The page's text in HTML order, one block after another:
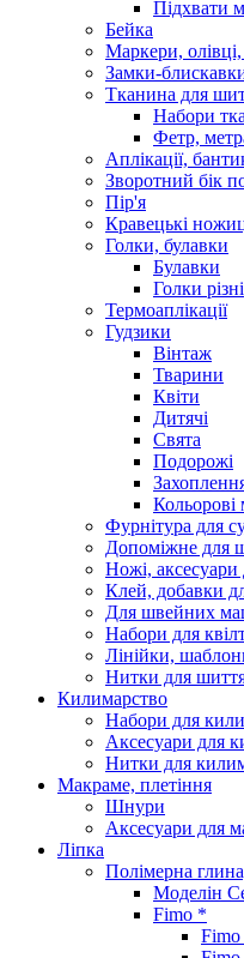
Підхвати
Бейка
Маркери,
Замки-
Тканина для
Набори
Фетр,
Аплікації,
Зворотний бік
Пір'я
Кравецькі
Голки, булавки
Булавки
Голки різні
Термоаплікації
Гудзики
Вінтаж
Тварини
Квіти
Дитячі
Свята
Подорожі
Кольорові
Фурнітура для
Допоміжне для
Ножі,
Клей, добавки
Для швейних
Набори для
Лінійки,
Нитки для
Килимарство
Набори для
Аксесуари для
Нитки для
Макраме, плетіння
Шнури
Аксесуари для
Ліпка
Полімерна
Моделін
Fimo *